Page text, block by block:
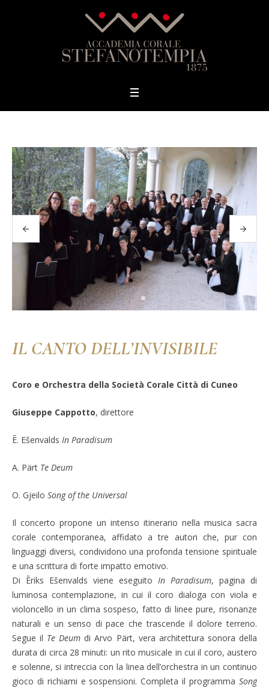
IL CANTO DELL’INVISIBILE
Coro e Orchestra della Società Corale Città di Cuneo
Giuseppe Cappotto, direttore
Ē. Ešenvalds In Paradisum
A. Pärt Te Deum
O. Gjeilo Song of the Universal
Il concerto propone un intenso itinerario nella musica sacra
corale contemporanea, affidato a tre autori che, pur con
linguaggi diversi, condividono una profonda tensione spirituale
e una scrittura di forte impatto emotivo.
Di Ēriks Ešenvalds viene eseguito In Paradisum, pagina di
luminosa contemplazione, in cui il coro dialoga con viola e
violoncello in un clima sospeso, fatto di linee pure, risonanze
naturali e un senso di pace che trascende il dolore terreno.
Segue il Te Deum di Arvo Pärt, vera architettura sonora della
durata di circa 28 minuti: un rito musicale in cui il coro, austero
e solenne, si intreccia con la linea dell’orchestra in un continuo
gioco di richiami e sospensioni. Completa il programmaSong